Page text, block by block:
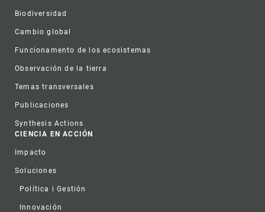
Biodiversidad
Cambio global
Funcionamento de los ecosistemas
Observación de la tierra
Temas transversales
Publicaciones
Synthesis Actions
CIENCIA EN ACCIÓN
Impacto
Soluciones
Política i Gestión
Innovación